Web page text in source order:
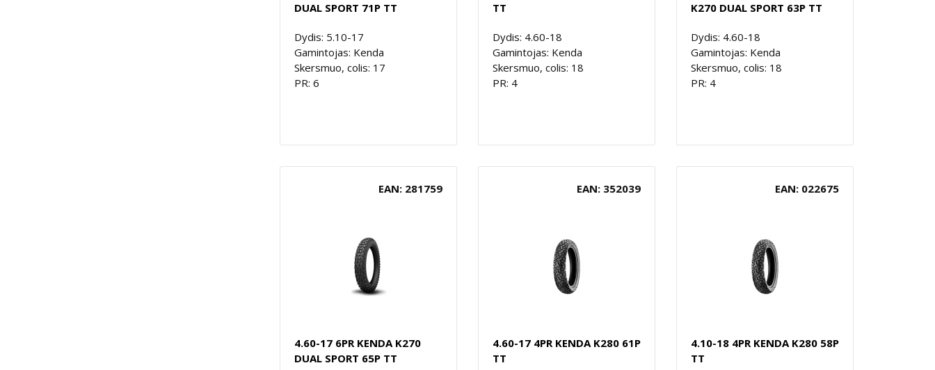
DUAL SPORT 71P TT
Dydis: 5.10-17
Gamintojas: Kenda
Skersmuo, colis: 17
PR: 6
TT
Dydis: 4.60-18
Gamintojas: Kenda
Skersmuo, colis: 18
PR: 4
K270 DUAL SPORT 63P TT
Dydis: 4.60-18
Gamintojas: Kenda
Skersmuo, colis: 18
PR: 4
EAN: 281759
4.60-17 6PR KENDA K270
DUAL SPORT 65P TT
EAN: 352039
4.60-17 4PR KENDA K280 61P
TT
EAN: 022675
4.10-18 4PR KENDA K280 58P
TT